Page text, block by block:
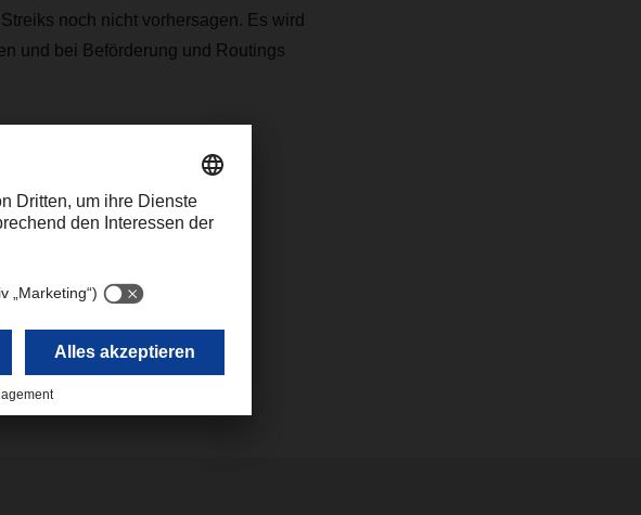
noch nicht vorhersagen. Es wird
und bei Beförderung und Routings
Ihren gewohnten DACHSER